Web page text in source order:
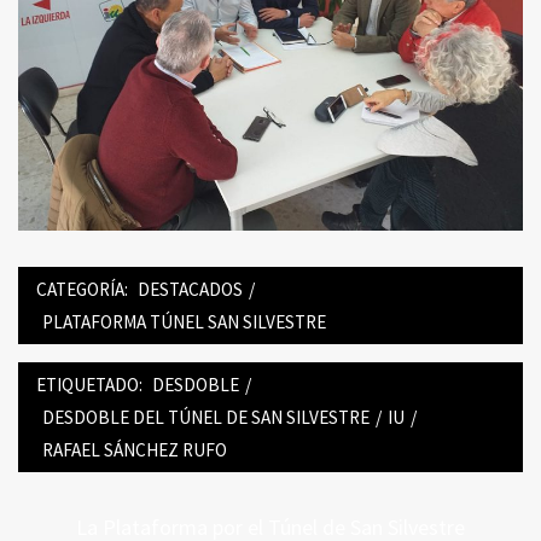
CATEGORÍA: DESTACADOS /
PLATAFORMA TÚNEL SAN SILVESTRE
ETIQUETADO: DESDOBLE /
DESDOBLE DEL TÚNEL DE SAN SILVESTRE / IU /
RAFAEL SÁNCHEZ RUFO